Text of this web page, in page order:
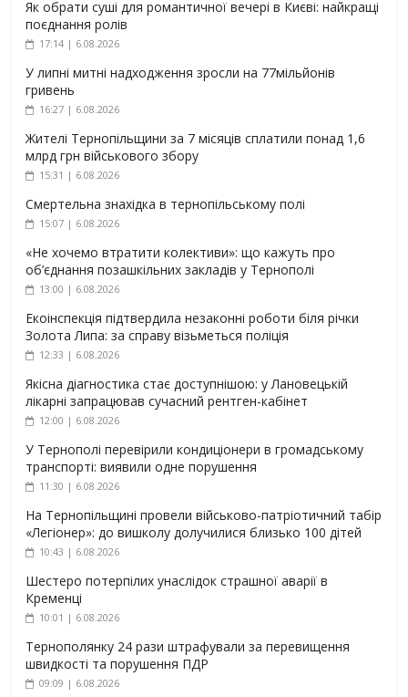
Як обрати суші для романтичної вечері в Києві: найкращі
поєднання ролів
17:14 | 6.08.2026
У липні митні надходження зросли на 77мільйонів
гривень
16:27 | 6.08.2026
Жителі Тернопільщини за 7 місяців сплатили понад 1,6
млрд грн військового збору
15:31 | 6.08.2026
Смертельна знахідка в тернопільському полі
15:07 | 6.08.2026
«Не хочемо втратити колективи»: що кажуть про
об’єднання позашкільних закладів у Тернополі
13:00 | 6.08.2026
Екоінспекція підтвердила незаконні роботи біля річки
Золота Липа: за справу візьметься поліція
12:33 | 6.08.2026
Якісна діагностика стає доступнішою: у Лановецькій
лікарні запрацював сучасний рентген-кабінет
12:00 | 6.08.2026
У Тернополі перевірили кондиціонери в громадському
транспорті: виявили одне порушення
11:30 | 6.08.2026
На Тернопільщині провели військово-патріотичний табір
«Легіонер»: до вишколу долучилися близько 100 дітей
10:43 | 6.08.2026
Шестеро потерпілих унаслідок страшної аварії в
Кременці
10:01 | 6.08.2026
Тернополянку 24 рази штрафували за перевищення
швидкості та порушення ПДР
09:09 | 6.08.2026